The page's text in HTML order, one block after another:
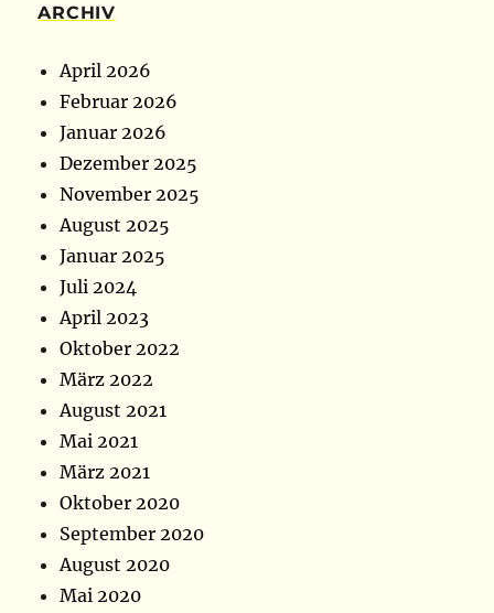
ARCHIV
April 2026
Februar 2026
Januar 2026
Dezember 2025
November 2025
August 2025
Januar 2025
Juli 2024
April 2023
Oktober 2022
März 2022
August 2021
Mai 2021
März 2021
Oktober 2020
September 2020
August 2020
Mai 2020